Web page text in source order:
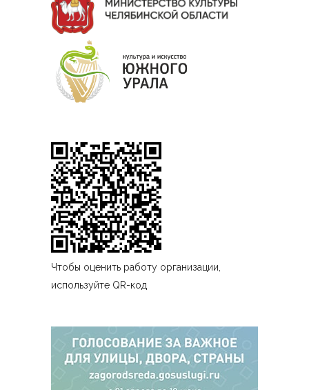
Чтобы оценить работу организации,
используйте QR-код